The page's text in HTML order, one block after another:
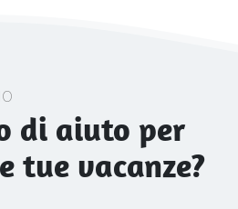
di aiuto per
tue vacanze?